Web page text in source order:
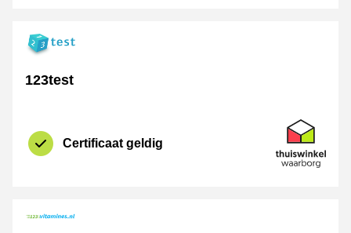
123test
Certificaat geldig
certificaat
Thuiswinkel